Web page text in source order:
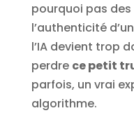
pourquoi pas des
l’authenticité
l’IA devient trop
perdre ce petit
parfois, un vrai
algorithme.